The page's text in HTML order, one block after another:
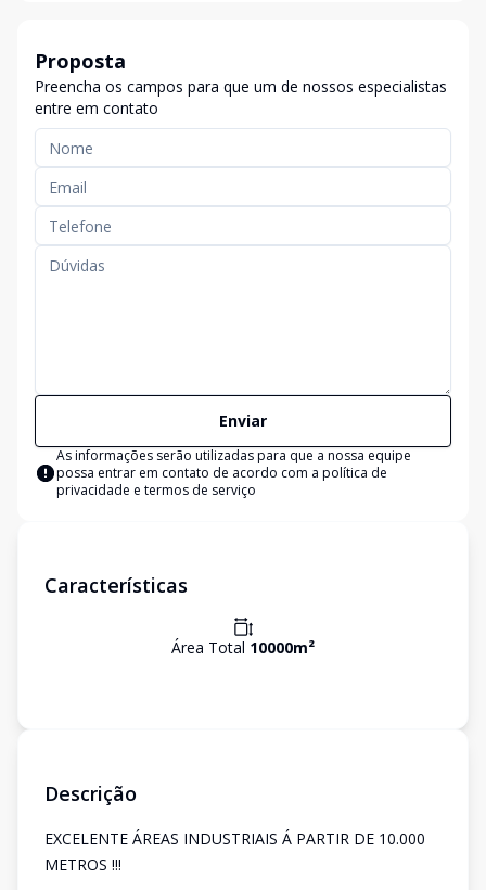
Proposta
Preencha os campos para que um de nossos especialistas
entre em contato
Enviar
As informações serão utilizadas para que a nossa equipe
possa entrar em contato de acordo com a política de
privacidade e termos de serviço
Características
Área Total 10000m²
Descrição
EXCELENTE ÁREAS INDUSTRIAIS Á PARTIR DE 10.000
METROS !!!